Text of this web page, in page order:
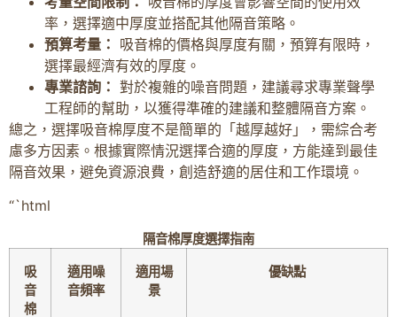
率，選擇適中厚度並搭配其他隔音策略。
預算考量： 吸音棉的價格與厚度有關，預算有限時，
選擇最經濟有效的厚度。
專業諮詢： 對於複雜的噪音問題，建議尋求專業聲學
工程師的幫助，以獲得準確的建議和整體隔音方案。
總之，選擇吸音棉厚度不是簡單的「越厚越好」，需綜合考
慮多方因素。根據實際情況選擇合適的厚度，方能達到最佳
隔音效果，避免資源浪費，創造舒適的居住和工作環境。
“`html
隔音棉厚度選擇指南
吸
音
棉
適用噪
音頻率
適用場
景
優缺點